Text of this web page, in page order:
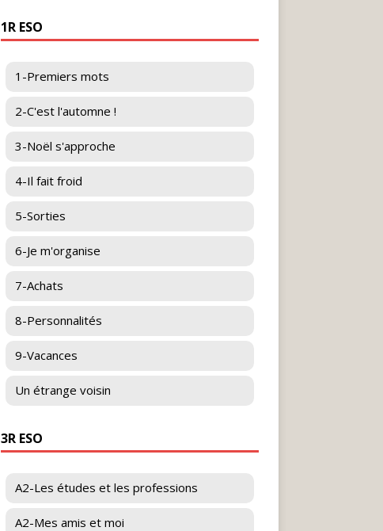
1R ESO
1-Premiers mots
2-C'est l'automne !
3-Noël s'approche
4-Il fait froid
5-Sorties
6-Je m'organise
7-Achats
8-Personnalités
9-Vacances
Un étrange voisin
3R ESO
A2-Les études et les professions
A2-Mes amis et moi